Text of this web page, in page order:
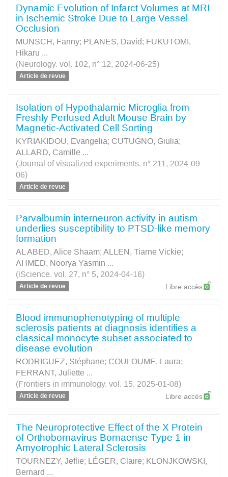
Dynamic Evolution of Infarct Volumes at MRI
in Ischemic Stroke Due to Large Vessel
Occlusion
MUNSCH, Fanny; PLANES, David; FUKUTOMI,
Hikaru ...
(Neurology. vol. 102, n° 12, 2024-06-25)
Article de revue
Isolation of Hypothalamic Microglia from
Freshly Perfused Adult Mouse Brain by
Magnetic-Activated Cell Sorting
KYRIAKIDOU, Evangelia; CUTUGNO, Giulia;
ALLARD, Camille ...
(Journal of visualized experiments. n° 211, 2024-09-
06)
Article de revue
Parvalbumin interneuron activity in autism
underlies susceptibility to PTSD-like memory
formation
AL ABED, Alice Shaam; ALLEN, Tiarne Vickie;
AHMED, Noorya Yasmin ...
(iScience. vol. 27, n° 5, 2024-04-16)
Article de revue Libre accès
Blood immunophenotyping of multiple
sclerosis patients at diagnosis identifies a
classical monocyte subset associated to
disease evolution
RODRIGUEZ, Stéphane; COULOUME, Laura;
FERRANT, Juliette ...
(Frontiers in immunology. vol. 15, 2025-01-08)
Article de revue Libre accès
The Neuroprotective Effect of the X Protein
of Orthobornavirus Bornaense Type 1 in
Amyotrophic Lateral Sclerosis
TOURNEZY, Jeflie; LÉGER, Claire; KLONJKOWSKI,
Bernard ...